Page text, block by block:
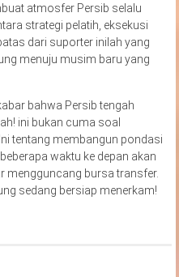
atmosfer Persib selalu
strategi pelatih, eksekusi
dari suporter inilah yang
menuju musim baru yang
bahwa Persib tengah
ini bukan cuma soal
tentang membangun pondasi
waktu ke depan akan
mengguncang bursa transfer.
sedang bersiap menerkam!